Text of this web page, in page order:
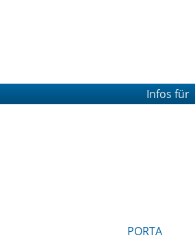
Infos für
PORTA